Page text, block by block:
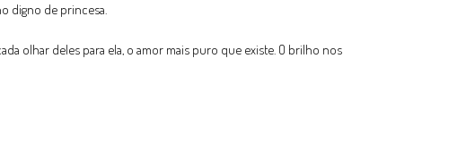
digno de princesa.
olhar deles para ela, o amor mais puro que existe. O brilho nos